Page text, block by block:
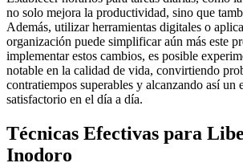
no solo mejora la productividad, sino que
Además, utilizar herramientas digitales o
organización puede simplificar aún más este
implementar estos cambios, es posible
notable en la calidad de vida, convirtiendo
contratiempos superables y alcanzando así un
satisfactorio en el día a día.
Técnicas Efectivas para
Inodoro